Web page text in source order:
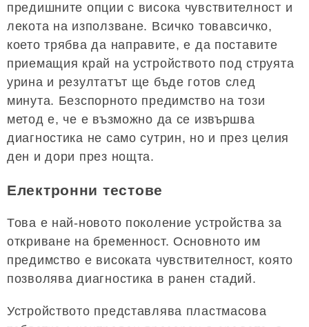
предишните опции с висока чувствителност и
лекота на използване. Всичко товавсичко,
което трябва да направите, е да поставите
приемащия край на устройството под струята
урина и резултатът ще бъде готов след
минута. Безспорното предимство на този
метод е, че е възможно да се извършва
диагностика не само сутрин, но и през целия
ден и дори през нощта.
Електронни тестове
Това е най-новото поколение устройства за
откриване на бременност. Основното им
предимство е високата чувствителност, която
позволява диагностика в ранен стадий.
Устройството представлява пластмасова